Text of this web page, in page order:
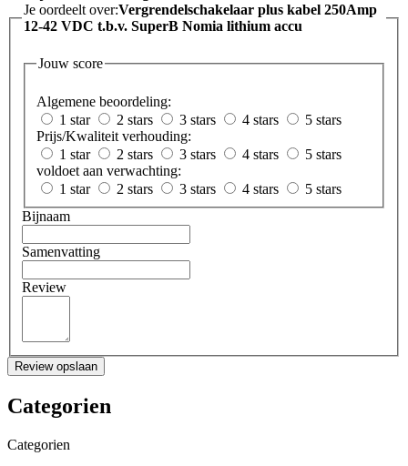
Je oordeelt over:Vergrendelschakelaar plus kabel 250Amp
12-42 VDC t.b.v. SuperB Nomia lithium accu
Jouw score
Algemene beoordeling:
1 star
2 stars 3 stars 4 stars
5 stars
Prijs/Kwaliteit verhouding:
1 star
2 stars 3 stars 4 stars
5 stars
voldoet aan verwachting:
1 star
2 stars 3 stars 4 stars
5 stars
Bijnaam
Samenvatting
Review
Review opslaan
Categorien
Categorien